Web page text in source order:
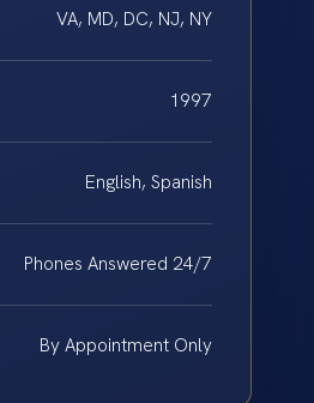
VA, MD, DC, NJ, NY
1997
English, Spanish
Phones Answered 24/7
By Appointment Only